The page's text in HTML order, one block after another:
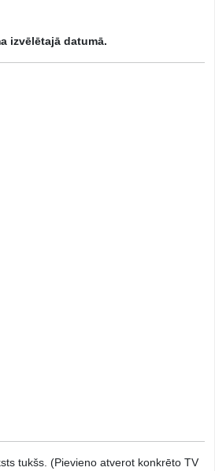
izvēlētajā datumā.
tukšs. (Pievieno atverot konkrēto TV